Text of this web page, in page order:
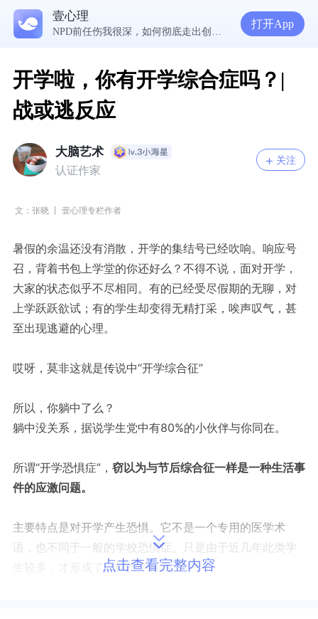
壹心理
打开App
开学啦，你有开学综合症吗？|
战或逃反应
大脑艺术
认证作家
关注
文：张晓 丨 壹心理专栏作者
暑假的余温还没有消散，开学的集结号已经吹响。响应号
召，背着书包上学堂的你还好么？不得不说，面对开学，
大家的状态似乎不尽相同。有的已经受尽假期的无聊，对
上学跃跃欲试；有的学生却变得无精打采，唉声叹气，甚
至出现逃避的心理。
哎呀，莫非这就是传说中“开学综合征”
所以，你躺中了么？
躺中没关系，据说学生党中有80%的小伙伴与你同在。
所谓“开学恐惧症”， 窃以为与节后综合征一样是一种生活事
件的应激问题。
主要特点是对开学产生恐惧。它不是一个专用的医学术
语，也不同于一般的学校恐惧症。只是由于近几年此类学
生较多，才形成了这样一个俗语。
点击查看完整内容